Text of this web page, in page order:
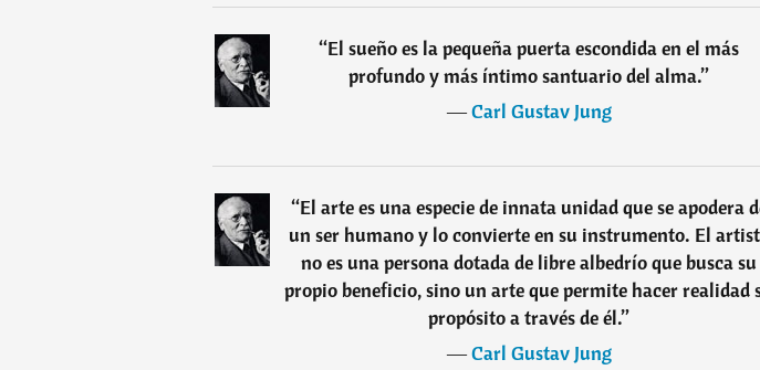
“El sueño es la pequeña puerta escondida en el más
profundo y más íntimo santuario del alma.”
―Carl Gustav Jung
“El arte es una especie de innata unidad que se apodera
un ser humano y lo convierte en su instrumento. El
no es una persona dotada de libre albedrío que busca su
propio beneficio, sino un arte que permite hacer realidad
propósito a través de él.”
―Carl Gustav Jung